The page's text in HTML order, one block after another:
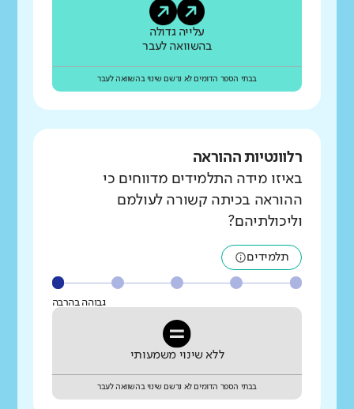
עלייה גדולה
בהשוואה לעבר
בבתי הספר הדומים לא נרשם שינוי בהשוואה לעבר
רלוונטיות ההוראה
באיזו מידה התלמידים מדווחים כי
ההוראה בכיתה קשורה לעולמם
וליכולתיהם?
תלמידים
גבוהה בהרבה
ללא שינוי משמעותי
בבתי הספר הדומים לא נרשם שינוי בהשוואה לעבר